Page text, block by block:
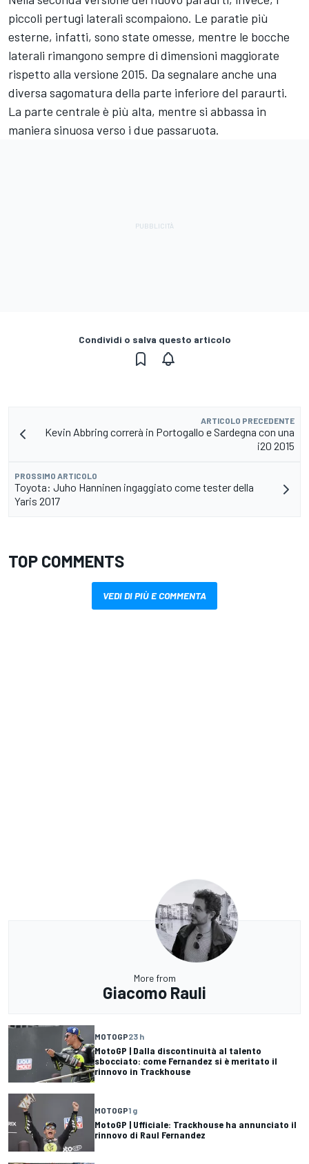
piccoli pertugi laterali scompaiono. Le paratie più
esterne, infatti, sono state omesse, mentre le bocche
laterali rimangono sempre di dimensioni maggiorate
rispetto alla versione 2015. Da segnalare anche una
diversa sagomatura della parte inferiore del paraurti.
La parte centrale è più alta, mentre si abbassa in
maniera sinuosa verso i due passaruota.
Condividi o salva questo articolo
ARTICOLO PRECEDENTE
Kevin Abbring correrà in Portogallo e Sardegna con una
i20 2015
PROSSIMO ARTICOLO
Toyota: Juho Hanninen ingaggiato come tester della
Yaris 2017
TOP COMMENTS
VEDI DI PIÙ E COMMENTA
More from
Giacomo Rauli
MOTOGP23 h
MotoGP | Dalla discontinuità al talento
sbocciato: come Fernandez si è meritato il
rinnovo in Trackhouse
MOTOGP1 g
MotoGP | Ufficiale: Trackhouse ha annunciato il
rinnovo di Raul Fernandez